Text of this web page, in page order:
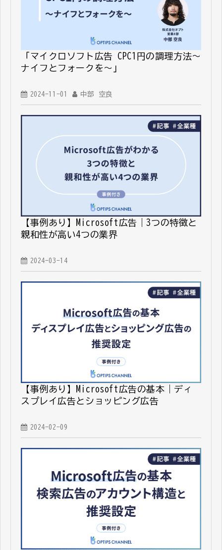
「マイクロソフト広告 CPC1円の調理方法～
ナイフとフォークを～」
2024-11-01 中部 空良
【事例あり】Microsoft広告｜3つの特徴と
親和性が高い4つの業界
2024-03-14
【事例あり】Microsoft広告の基本｜ディ
スプレイ広告とショッピング広告
2024-02-09